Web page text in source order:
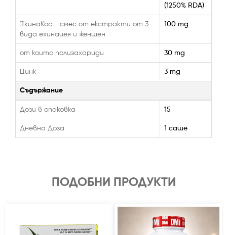
(1250% RDA)
ƎкинаКос - смес от екстракти от 3
вида ехинацея и женшен
100 mg
от които полизахариди 30 mg
Цинк 3 mg
Съдържание
Дози в опаковка 15
Дневна Доза 1 саше
ПОДОБНИ ПРОДУКТИ